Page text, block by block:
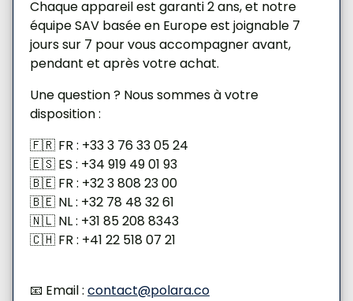
Chaque appareil est garanti 2 ans, et notre
équipe SAV basée en Europe est joignable 7
jours sur 7 pour vous accompagner avant,
pendant et après votre achat.
Une question ? Nous sommes à votre
disposition :
🇫🇷 FR : +33 3 76 33 05 24
🇪🇸 ES : +34 919 49 01 93
🇧🇪 FR : +32 3 808 23 00
🇧🇪 NL : +32 78 48 32 61
🇳🇱 NL : +31 85 208 8343
🇨🇭 FR : +41 22 518 07 21
📧 Email : contact@polara.co